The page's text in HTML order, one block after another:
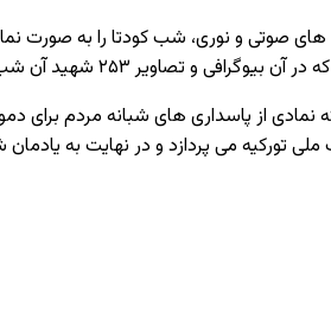
صوتی و نوری، شب کودتا را به ‌صورت
آن بیوگرافی و تصاویر۲۵۳شهید آن
نمادی از پاسداری‌ های شبانه مردم
تورکیه می ‌پردازد و در نهایت به